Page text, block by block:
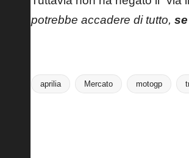
potrebbe accadere di tutto,
Tags:
aprilia Mercato motogp